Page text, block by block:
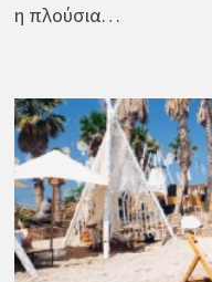
η πλούσια…